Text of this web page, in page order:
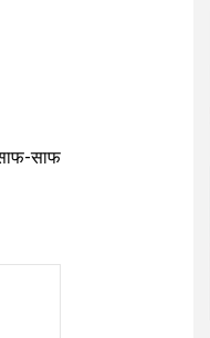
साफ-साफ